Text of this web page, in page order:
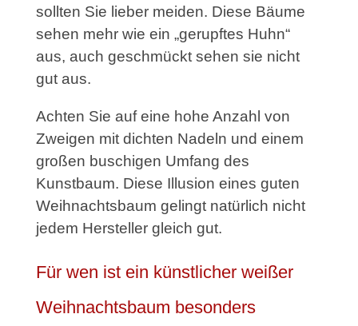
sollten Sie lieber meiden. Diese Bäume
sehen mehr wie ein „gerupftes Huhn“
aus, auch geschmückt sehen sie nicht
gut aus.
Achten Sie auf eine hohe Anzahl von
Zweigen mit dichten Nadeln und einem
großen buschigen Umfang des
Kunstbaum. Diese Illusion eines guten
Weihnachtsbaum gelingt natürlich nicht
jedem Hersteller gleich gut.
Für wen ist ein künstlicher weißer
Weihnachtsbaum besonders